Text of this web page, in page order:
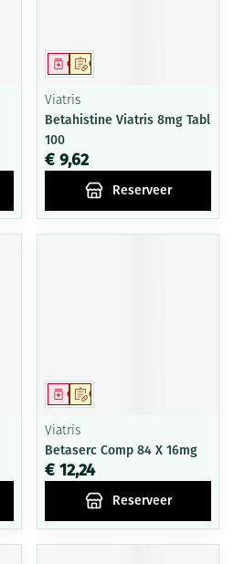
Op voorschrift
Geneesmiddel
Viatris
Betahistine Viatris 8mg Tabl
100
€ 9,62
Reserveer
Op voorschrift
Geneesmiddel
Viatris
Betaserc Comp 84 X 16mg
€ 12,24
Reserveer